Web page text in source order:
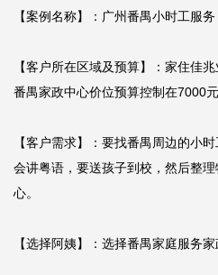
【案例名称】：广州番禺小时工服
【客户所在区域及预算】：家住佳
番禺家政中心价位预算控制在7000
【客户需求】：要找番禺周边的小
会讲粤语，要送孩子到校，然后整
心。
【选择阿姨】：选择番禺家庭服务